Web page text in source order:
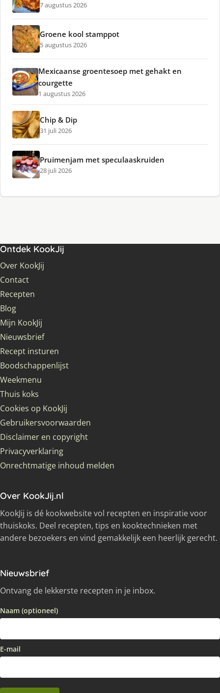
7 augustus 2026
Groene kool stamppot
5 augustus 2026
Mexicaanse groentesoep met gehakt en
courgette
1 augustus 2026
Chip & Dip
31 juli 2026
Pruimenjam met speculaaskruiden
28 juli 2026
Ontdek KookJij
Over KookJij
Contact
Recepten
Blog
Mijn KookJij
Nieuwsbrief
Recept insturen
Boodschappenlijst
Weekmenu
Thuis koks
Cookies op KookJij
Gebruikersvoorwaarden
Disclaimer en copyright
Privacyverklaring
Onrechtmatige inhoud melden
Over KookJij.nl
KookJij is dé kookwebsite vol recepten en inspiratie voor
thuiskoks. Deel recepten, tips en kooktechnieken met
andere bezoekers en vind gemakkelijk een heerlijk gerecht.
Nieuwsbrief
Ontvang de lekkerste recepten in je inbox.
Naam (optioneel)
E-mail